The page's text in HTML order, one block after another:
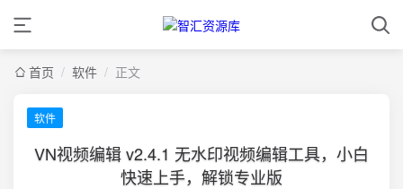
首页 / 软件 / 正文
软件
VN视频编辑 v2.4.1 无水印视频编辑工具，小白
快速上手，解锁专业版